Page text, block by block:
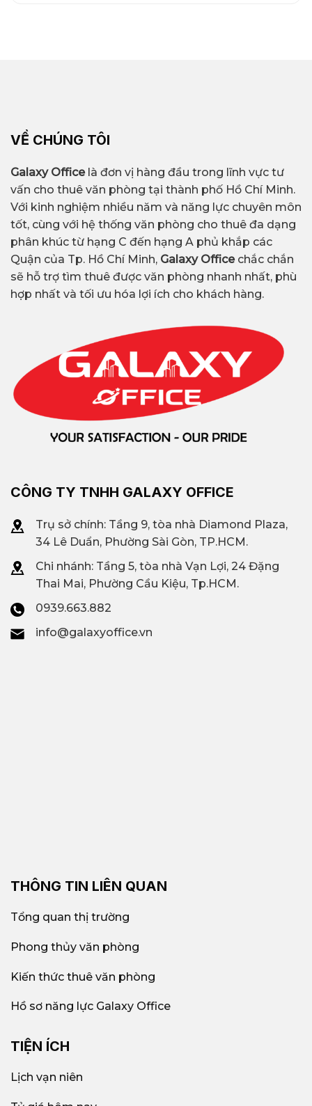
VỀ CHÚNG TÔI
Galaxy Officelà đơn vị hàng đầu trong lĩnh vực tư
vấn cho thuê văn phòng tại thành phố Hồ Chí Minh.
Với kinh nghiệm nhiều năm và năng lực chuyên môn
tốt, cùng với hệ thống văn phòng cho thuê đa dạng
phân khúc từ hạng C đến hạng A phủ khắp các
Quận của Tp. Hồ Chí Minh, Galaxy Office chắc chắn
sẽ hỗ trợ tìm thuê được văn phòng nhanh nhất, phù
hợp nhất và tối ưu hóa lợi ích cho khách hàng.
CÔNG TY TNHH GALAXY OFFICE
Trụ sở chính: Tầng 9, tòa nhà Diamond Plaza,
34 Lê Duẩn, Phường Sài Gòn, TP.HCM.
Chi nhánh: Tầng 5, tòa nhà Vạn Lợi, 24 Đặng
Thai Mai, Phường Cầu Kiệu, Tp.HCM.
0939.663.882
info@galaxyoffice.vn
THÔNG TIN LIÊN QUAN
Tổng quan thị trường
Phong thủy văn phòng
Kiến thức thuê văn phòng
Hồ sơ năng lực Galaxy Office
TIỆN ÍCH
Lịch vạn niên